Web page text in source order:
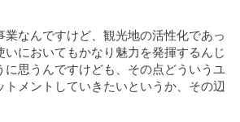
業なんですけど、観光地の活性化であっ
いにおいてもかなり魅力を発揮するんじ
に思うんですけども、その点どういうユ
トメントしていきたいというか、その辺